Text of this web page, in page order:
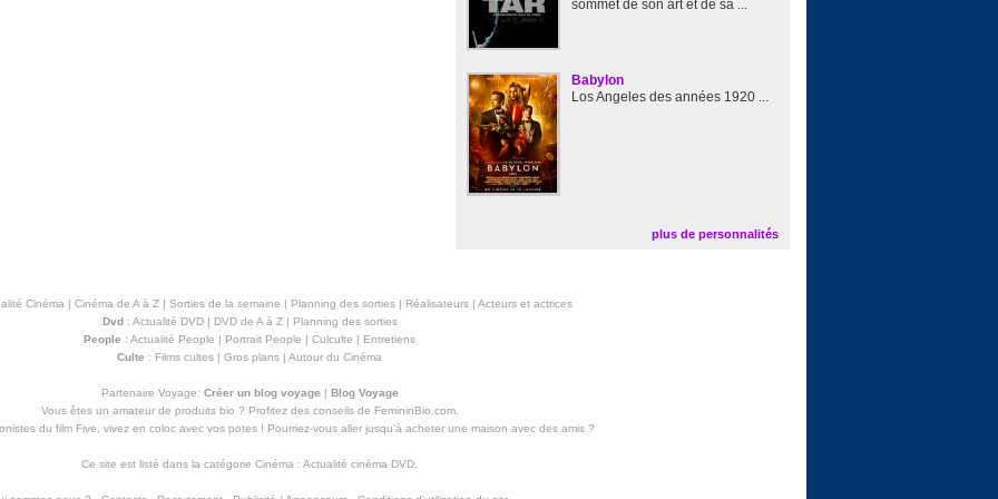
sommet de son art et de sa ...
Babylon
Los Angeles des années 1920 ...
plus de personnalités
Cinéma | Cinéma de A à Z| Sorties de la semaine | Planning des sorties| Réalisateurs| Acteurs et actrices
Dvd: Actualité DVD| DVD de A à Z| Planning des sorties
People : Actualité People | Portrait People | Culculte | Entretiens
Culte : Films cultes | Gros plans | Autour du Cinéma
Partenaire Voyage: Créer un blog voyage | Blog Voyage
Vous êtes un amateur de produits bio ? Profitez des conseils de FemininBio.com.
du film Five, vivez en coloc avec vos potes ! Pourriez-vous aller jusqu'à acheter une maison avec des amis?
Ce site est listé dans la catégorie Cinéma : Actualité cinéma DVD